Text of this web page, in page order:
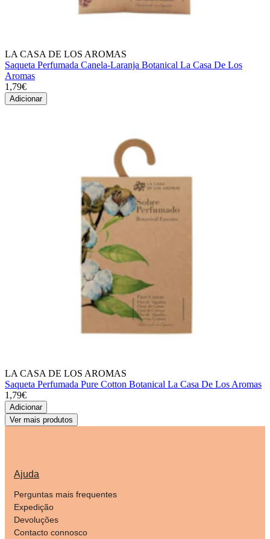
LA CASA DE LOS AROMAS
Saqueta Perfumada Canela-Laranja Botanical La Casa De Los
Aromas
1,79€
Adicionar
LA CASA DE LOS AROMAS
Saqueta Perfumada Pure Cotton Botanical La Casa De Los Aromas
1,79€
Adicionar
Ver mais produtos
Ajuda
Perguntas mais frequentes
Expedição
Devoluções
Contacto connosco